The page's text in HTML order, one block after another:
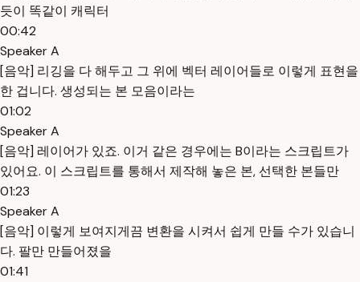
듯이 똑같이 캐릭터
00:42
Speaker A
[음악] 리깅을 다 해두고 그 위에 벡터 레이어들로 이렇게 표현을
한 겁니다. 생성되는 본 모음이라는
01:02
Speaker A
[음악] 레이어가 있죠. 이거 같은 경우에는 B이라는 스크립트가
있어요. 이 스크립트를 통해서 제작해 놓은 본, 선택한 본들만
01:23
Speaker A
[음악] 이렇게 보여지게끔 변환을 시켜서 쉽게 만들 수가 있습니
다. 팔만 만들어졌을
01:41